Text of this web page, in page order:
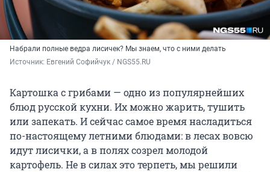
Набрали полные ведра лисичек? Мы знаем, что с ними делать
Источник: Евгений Софийчук / NGS55.RU
Картошка с грибами — одно из популярнейших
блюд русской кухни. Их можно жарить, тушить
или запекать. И сейчас самое время насладиться
по-настоящему летними блюдами: в лесах вовсю
идут лисички, а в полях созрел молодой
картофель. Не в силах это терпеть, мы решили